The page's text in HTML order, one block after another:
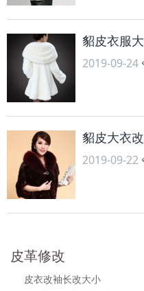
貂皮衣服
2019-09-24
貂皮大衣
2019-09-22
皮革修改
皮衣改袖长改大小